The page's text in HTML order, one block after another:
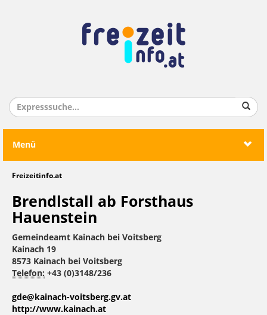
Menü
Freizeitinfo.at
Brendlstall ab Forsthaus
Hauenstein
Gemeindeamt Kainach bei Voitsberg
Kainach 19
8573 Kainach bei Voitsberg
Telefon: +43 (0)3148/236
gde@kainach-voitsberg.gv.at
http://www.kainach.at